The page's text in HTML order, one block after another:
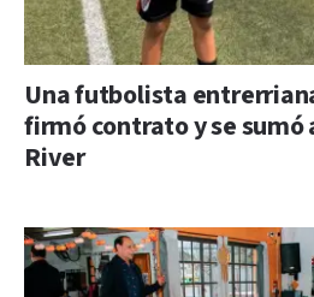
Una futbolista
firmó contrato y se sumó
River